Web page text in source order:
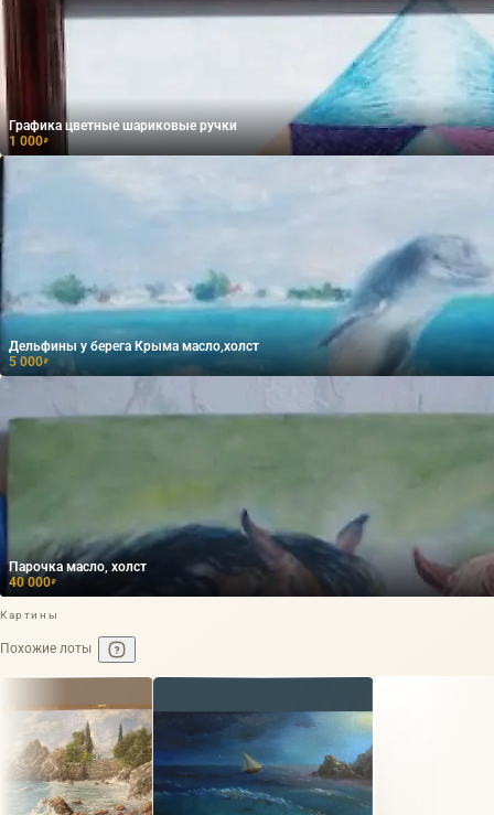
Графика цветные шариковые ручки
1 000₽
Дельфины у берега Крыма масло,холст
5 000₽
Парочка масло, холст
40 000₽
Картины
Похожие лоты